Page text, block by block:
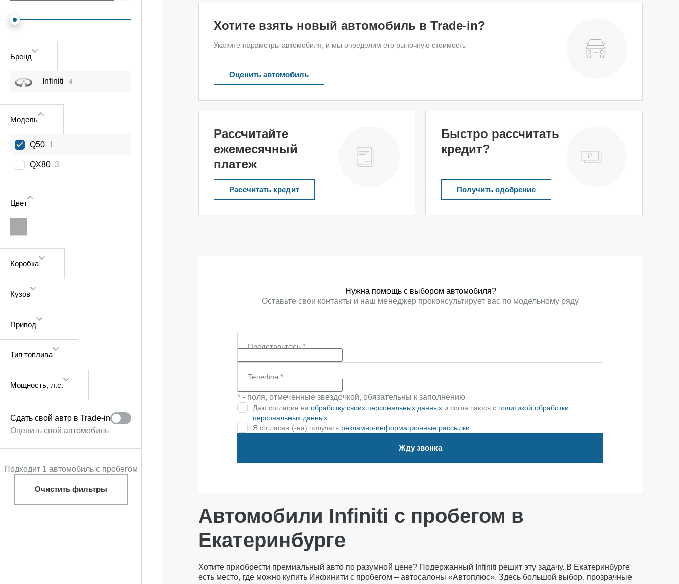
Бренд
Infiniti 4
Модель
Q50 1
QX80 3
Цвет
Коробка
Кузов
Привод
Тип топлива
Мощность, л.с.
Сдать свой авто в Trade‑in
Оценить свой автомобиль
Подходит 1 автомобиль с пробегом
Очистить фильтры
Хотите взять новый автомобиль в Trade-in?
Укажите параметры автомобиля, и мы определим его рыночную стоимость
Оценить автомобиль
Рассчитайте
ежемесячный
платеж
Рассчитать кредит
Быстро рассчитать
кредит?
Получить одобрение
Нужна помощь с выбором автомобиля?
Оставьте свои контакты и наш менеджер проконсультирует вас по модельному ряду
Представьтесь*
Телефон*
* - поля, отмеченные звездочкой, обязательны к заполнению
Даю согласие на обработку своих персональных данных и соглашаюсь с политикой обработки
персональных данных
Я согласен (-на) получать рекламно-информационные рассылки
Жду звонка
Автомобили Infiniti с пробегом в
Екатеринбурге
Хотите приобрести премиальный авто по разумной цене? Подержанный Infiniti решит эту задачу. В Екатеринбурге
есть место, где можно купить Инфинити с пробегом – автосалоны «Автоплюс». Здесь большой выбор, прозрачные